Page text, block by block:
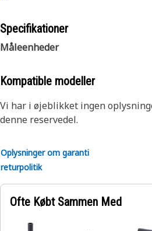
• 6-punkts krafttopnøgler, 7/16"
• Dybde længde
• 3/8" firkantet drev
Specifikationer
Måleenheder
Kompatible modeller
Vi har i øjeblikket ingen
denne reservedel.
Oplysninger om garanti
returpolitik
Ofte Købt Sammen Med